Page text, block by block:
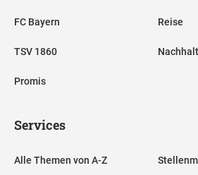
FC Bayern
TSV 1860
Promis
Reise
Services
Alle Themen von A-Z